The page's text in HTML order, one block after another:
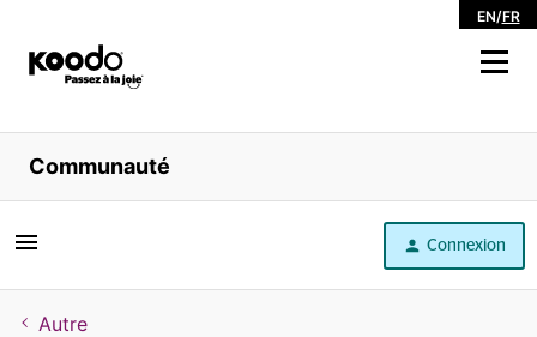
EN/FR
Magasiner
Libre service
Aide
Communauté
Connexion
Autre